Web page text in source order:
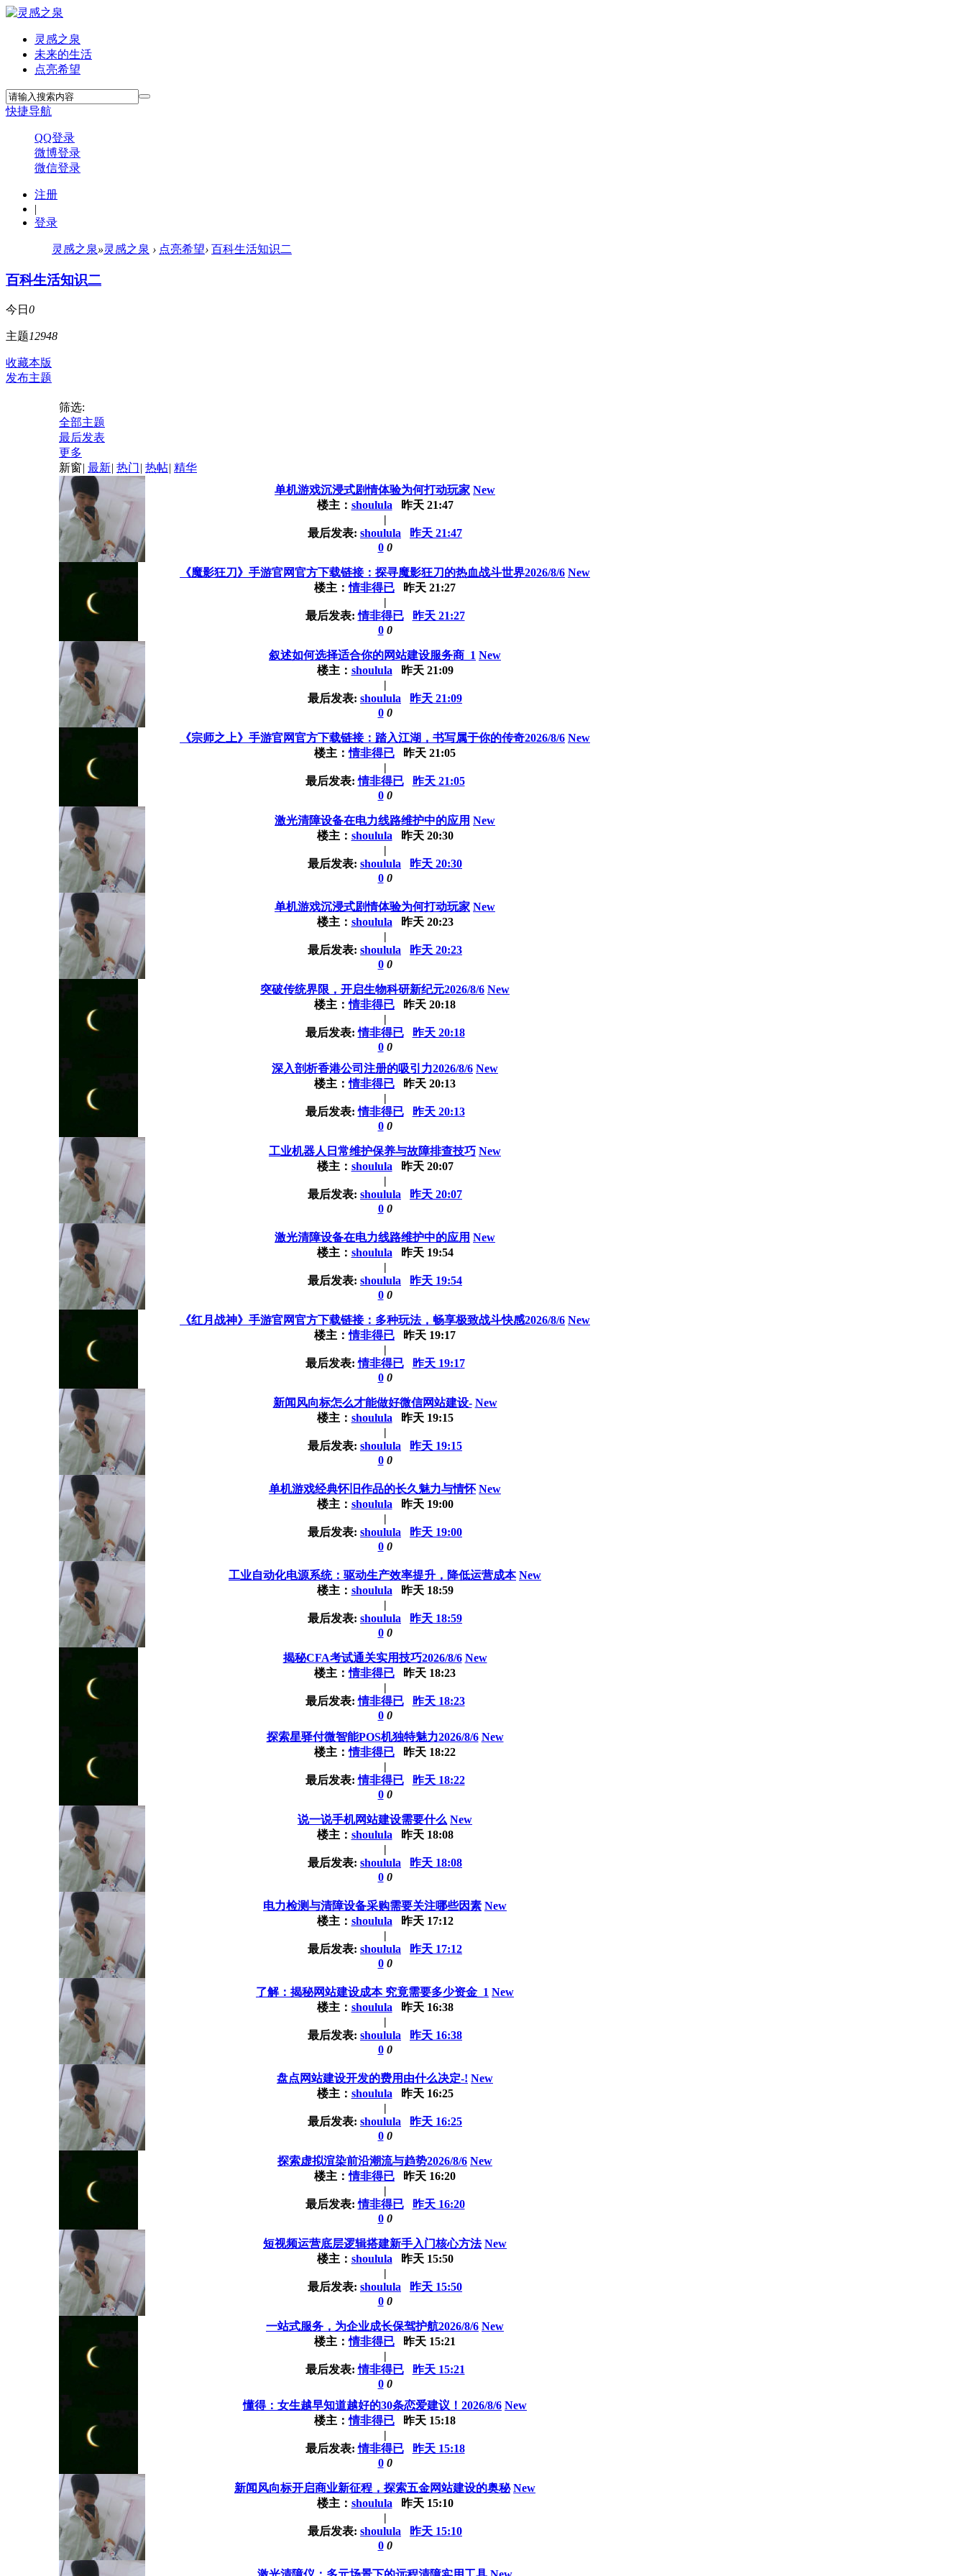
灵感之泉
未来的生活
点亮希望
快捷导航
QQ登录
微博登录
微信登录
注册
|
登录
灵感之泉»灵感之泉 › 点亮希望› 百科生活知识二
百科生活知识二
今日 0
主题12948
收藏本版
发布主题
筛选:
全部主题
最后发表
更多
新窗| 最新| 热门 | 热帖| 精华
单机游戏沉浸式剧情体验为何打动玩家 New
楼主： shoulula
昨天 21:47
|
最后发表: shoulula
昨天 21:47
0 0
《魔影狂刀》手游官网官方下载链接：探寻魔影狂刀的热血战斗世界2026/8/6 New
楼主：情非得已
昨天 21:27
|
最后发表:情非得已
昨天 21:27
0 0
叙述如何选择适合你的网站建设服务商_1 New
楼主： shoulula
昨天 21:09
|
最后发表: shoulula
昨天 21:09
0 0
《宗师之上》手游官网官方下载链接：踏入江湖，书写属于你的传奇2026/8/6 New
楼主：情非得已
昨天 21:05
|
最后发表:情非得已
昨天 21:05
0 0
激光清障设备在电力线路维护中的应用 New
楼主： shoulula
昨天 20:30
|
最后发表: shoulula
昨天 20:30
0 0
单机游戏沉浸式剧情体验为何打动玩家 New
楼主： shoulula
昨天 20:23
|
最后发表: shoulula
昨天 20:23
0 0
突破传统界限，开启生物科研新纪元2026/8/6 New
楼主：情非得已
昨天 20:18
|
最后发表:情非得已
昨天 20:18
0 0
深入剖析香港公司注册的吸引力2026/8/6 New
楼主：情非得已
昨天 20:13
|
最后发表:情非得已
昨天 20:13
0 0
工业机器人日常维护保养与故障排查技巧 New
楼主： shoulula
昨天 20:07
|
最后发表: shoulula
昨天 20:07
0 0
激光清障设备在电力线路维护中的应用 New
楼主： shoulula
昨天 19:54
|
最后发表: shoulula
昨天 19:54
0 0
《红月战神》手游官网官方下载链接：多种玩法，畅享极致战斗快感2026/8/6 New
楼主：情非得已
昨天 19:17
|
最后发表:情非得已
昨天 19:17
0 0
新闻风向标怎么才能做好微信网站建设- New
楼主： shoulula
昨天 19:15
|
最后发表: shoulula
昨天 19:15
0 0
单机游戏经典怀旧作品的长久魅力与情怀 New
楼主： shoulula
昨天 19:00
|
最后发表: shoulula
昨天 19:00
0 0
工业自动化电源系统：驱动生产效率提升，降低运营成本 New
楼主： shoulula
昨天 18:59
|
最后发表: shoulula
昨天 18:59
0 0
揭秘CFA考试通关实用技巧2026/8/6 New
楼主：情非得已
昨天 18:23
|
最后发表:情非得已
昨天 18:23
0 0
探索星驿付微智能POS机独特魅力2026/8/6 New
楼主：情非得已
昨天 18:22
|
最后发表:情非得已
昨天 18:22
0 0
说一说手机网站建设需要什么 New
楼主： shoulula
昨天 18:08
|
最后发表: shoulula
昨天 18:08
0 0
电力检测与清障设备采购需要关注哪些因素 New
楼主： shoulula
昨天 17:12
|
最后发表: shoulula
昨天 17:12
0 0
了解：揭秘网站建设成本 究竟需要多少资金_1 New
楼主： shoulula
昨天 16:38
|
最后发表: shoulula
昨天 16:38
0 0
盘点网站建设开发的费用由什么决定-! New
楼主： shoulula
昨天 16:25
|
最后发表: shoulula
昨天 16:25
0 0
探索虚拟渲染前沿潮流与趋势2026/8/6 New
楼主：情非得已
昨天 16:20
|
最后发表:情非得已
昨天 16:20
0 0
短视频运营底层逻辑搭建新手入门核心方法 New
楼主： shoulula
昨天 15:50
|
最后发表: shoulula
昨天 15:50
0 0
一站式服务，为企业成长保驾护航2026/8/6 New
楼主：情非得已
昨天 15:21
|
最后发表:情非得已
昨天 15:21
0 0
懂得：女生越早知道越好的30条恋爱建议！2026/8/6 New
楼主：情非得已
昨天 15:18
|
最后发表:情非得已
昨天 15:18
0 0
新闻风向标开启商业新征程，探索五金网站建设的奥秘 New
楼主： shoulula
昨天 15:10
|
最后发表: shoulula
昨天 15:10
0 0